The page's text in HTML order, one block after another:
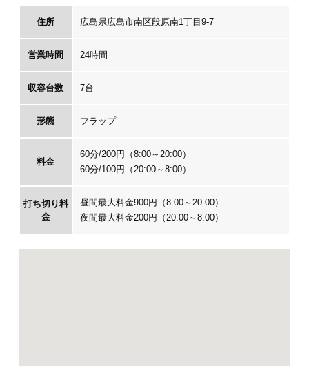
住所 広島県広島市南区段原南1丁目9-7
営業時間 24時間
収容台数 7台
形態 フラップ
料金
60分/200円（8:00～20:00）
60分/100円（20:00～8:00）
打ち切り料
金
昼間最大料金900円（8:00～20:00）
夜間最大料金200円（20:00～8:00）